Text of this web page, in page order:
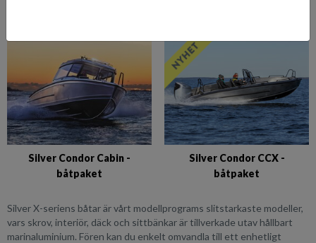
Silver Condor Cabin -
båtpaket
Silver Condor CCX -
båtpaket
Silver X-seriens båtar är vårt modellprograms slitstarkaste modeller,
vars skrov, interiör, däck och sittbänkar är tillverkade utav hållbart
marinaluminium. Fören kan du enkelt omvandla till ett enhetligt